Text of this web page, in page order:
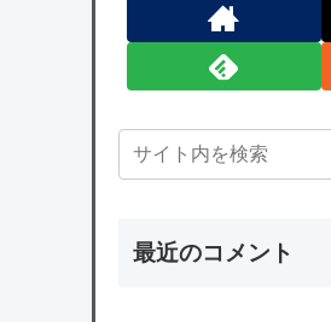
最近のコメント